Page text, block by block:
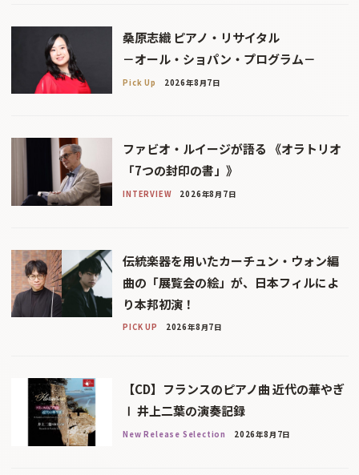
桑原志織 ピアノ・リサイタル
－オール・ショパン・プログラム－
Pick Up 2026年8月7日
ファビオ・ルイージが語る 《オラトリオ
「7つの封印の書」》
INTERVIEW 2026年8月7日
伝統楽器を用いたカーチュン・ウォン編
曲の「展覧会の絵」が、日本フィルによ
り本邦初演！
PICK UP 2026年8月7日
【CD】フランスのピアノ曲 近代の華やぎ
Ⅰ 井上二葉の演奏記録
New Release Selection 2026年8月7日